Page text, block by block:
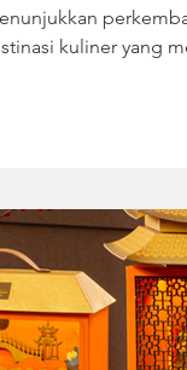
kuliner yang